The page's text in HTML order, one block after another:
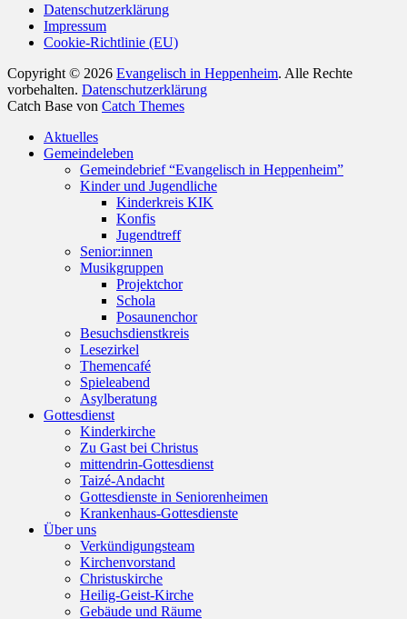
Datenschutzerklärung
Impressum
Cookie-Richtlinie (EU)
Copyright © 2026 Evangelisch in Heppenheim. Alle Rechte
vorbehalten. Datenschutzerklärung
Catch Base von Catch Themes
oben
scrollen
Aktuelles
Gemeindeleben
Gemeindebrief “Evangelisch in Heppenheim”
Kinder und Jugendliche
Kinderkreis KIK
Konfis
Jugendtreff
Senior:innen
Musikgruppen
Projektchor
Schola
Posaunenchor
Besuchsdienstkreis
Lesezirkel
Themencafé
Spieleabend
Asylberatung
Gottesdienst
Kinderkirche
Zu Gast bei Christus
mittendrin-Gottesdienst
Taizé-Andacht
Gottesdienste in Seniorenheimen
Krankenhaus-Gottesdienste
Über uns
Verkündigungsteam
Kirchenvorstand
Christuskirche
Heilig-Geist-Kirche
Gebäude und Räume